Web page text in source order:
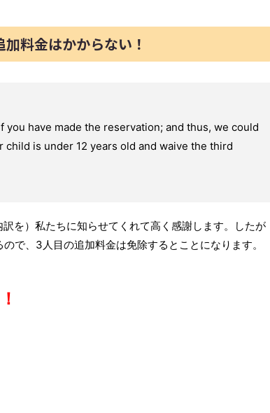
料金はかからない！
have made the reservation; and thus, we could
is under 12 years old and waive the third
を）私たちに知らせてくれて高く感謝します。したが
で、3人目の追加料金は免除するとことになります。